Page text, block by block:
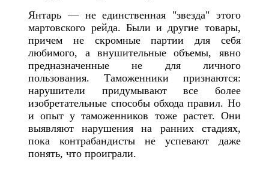
Янтарь — не единственная "звезда" этого
мартовского рейда. Были и другие товары,
причем не скромные партии для себя
любимого, а внушительные объемы, явно
предназначенные не для личного
пользования. Таможенники признаются:
нарушители придумывают все более
изобретательные способы обхода правил. Но
и опыт у таможенников тоже растет. Они
выявляют нарушения на ранних стадиях,
пока контрабандисты не успевают даже
понять, что проиграли.